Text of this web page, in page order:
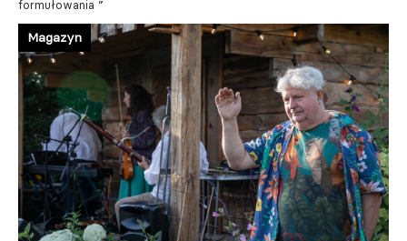
formułowania ”
Magazyn